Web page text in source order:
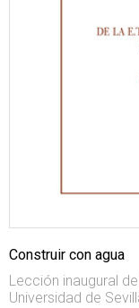
Construir con agua
Lección inaugural
Universidad de